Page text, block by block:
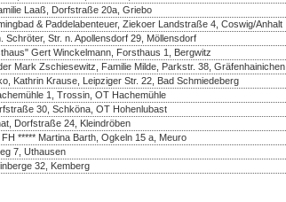
Laaß, Dorfstraße 20a, Griebo
& Paddelabenteuer, Ziekoer Landstraße 4, Coswig/Anhalt
Schröter, Str. n. Apollensdorf 29, Möllensdorf
Gert Winckelmann, Forsthaus 1, Bergwitz
Mark Zschiesewitz, Familie Milde, Parkstr. 38, Gräfenhainichen
Kathrin Krause, Leipziger Str. 22, Bad Schmiedeberg
1, Trossin, OT Hachemühle
30, Schköna, OT Hohenlubast
Dorfstraße 24, Kleindröben
***** Martina Barth, Ogkeln 15 a, Meuro
7, Uthausen
32, Kemberg